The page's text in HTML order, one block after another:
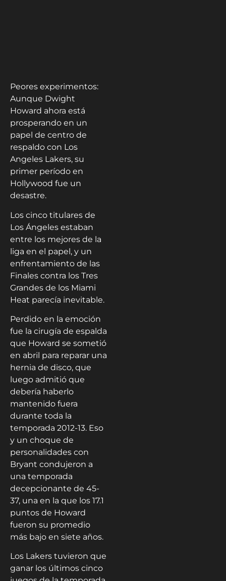
Peores experimentos:
Aunque Dwight
Howard ahora está
prosperando en un
papel de centro de
respaldo con Los
Angeles Lakers, su
primer período en
Hollywood fue un
desastre.
Los cinco titulares de
Los Ángeles estaban
entre los mejores de la
liga en el papel, y un
enfrentamiento de las
Finales contra los Tres
Grandes de los Miami
Heat parecía inevitable.
Perdido en la emoción
fue la cirugía de espalda
que Howard se sometió
en abril para reparar una
hernia de disco, que
luego admitió que
debería haberlo
mantenido fuera
durante toda la
temporada 2012-13. Eso
y un choque de
personalidades con
Bryant condujeron a
una temporada
decepcionante de 45-
37, una en la que los 17.1
puntos de Howard
fueron su promedio
más bajo en siete años.
Los Lakers tuvieron que
ganar los últimos cinco